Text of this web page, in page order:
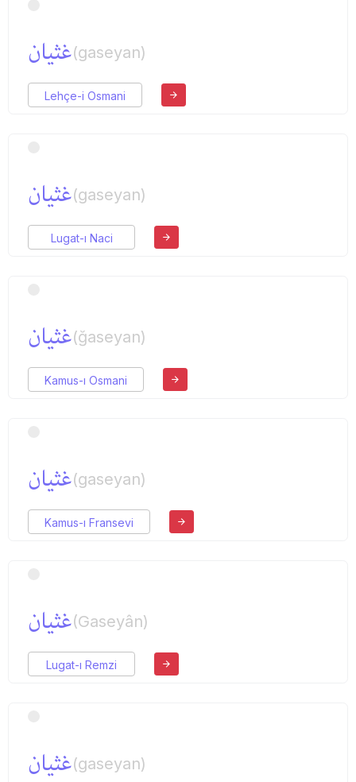
غثیان(gaseyan)
Lehçe-i Osmani
غثیان(gaseyan)
Lugat-ı Naci
غثیان(ğaseyan)
Kamus-ı Osmani
غثیان(gaseyan)
Kamus-ı Fransevi
غثیان(Gaseyân)
Lugat-ı Remzi
غثیان(gaseyan)